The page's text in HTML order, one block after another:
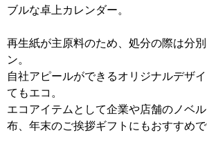
ブルな卓上カレンダー。
再生紙が主原料のため、処分の際は分
ン。
自社アピールができるオリジナルデザ
てもエコ。
エコアイテムとして企業や店舗のノベ
布、年末のご挨拶ギフトにもおすすめで